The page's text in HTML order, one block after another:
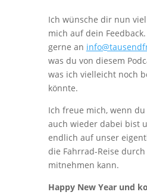
Ich wünsche dir nun
mich auf dein
gerne an
was du von diesem
was ich vielleicht noch
könnte.
Ich freue mich, wenn
auch wieder dabei bist
endlich auf unser
die Fahrrad-Reise
mitnehmen kann.
Happy New Year und